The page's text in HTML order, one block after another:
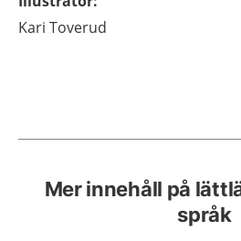
Kari Toverud
Mer innehåll på
språk